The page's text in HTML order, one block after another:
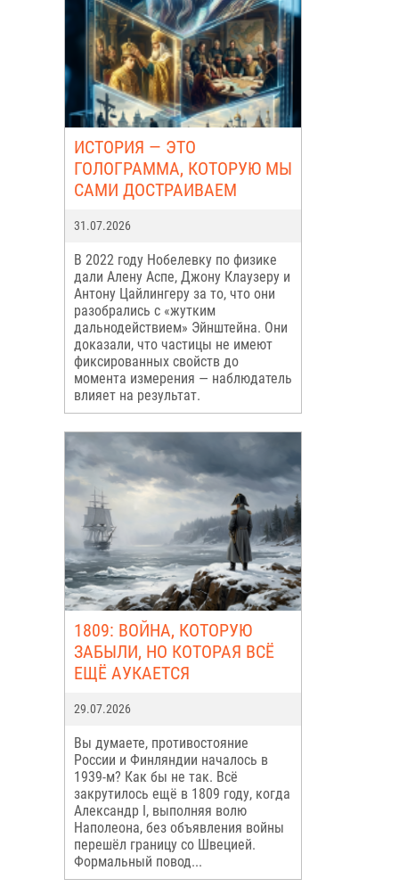
ИСТОРИЯ — ЭТО
ГОЛОГРАММА, КОТОРУЮ МЫ
САМИ ДОСТРАИВАЕМ
31.07.2026
В 2022 году Нобелевку по физике
дали Алену Аспе, Джону Клаузеру и
Антону Цайлингеру за то, что они
разобрались с «жутким
дальнодействием» Эйнштейна. Они
доказали, что частицы не имеют
фиксированных свойств до
момента измерения — наблюдатель
влияет на результат.
1809: ВОЙНА, КОТОРУЮ
ЗАБЫЛИ, НО КОТОРАЯ ВСЁ
ЕЩЁ АУКАЕТСЯ
29.07.2026
Вы думаете, противостояние
России и Финляндии началось в
1939-м? Как бы не так. Всё
закрутилось ещё в 1809 году, когда
Александр I, выполняя волю
Наполеона, без объявления войны
перешёл границу со Швецией.
Формальный повод...